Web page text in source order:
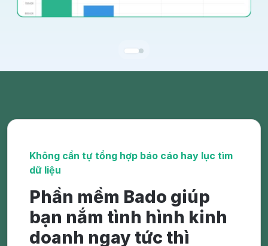
Không cần tự tổng hợp báo cáo hay lục tìm
dữ liệu
Phần mềm Bado giúp
bạn nắm tình hình kinh
doanh ngay tức thì